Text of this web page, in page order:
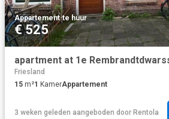
Appartement·te huur
€ 525
Friesland
15 m²1 KamerAppartement
3 weken geleden aangeboden door Rentola